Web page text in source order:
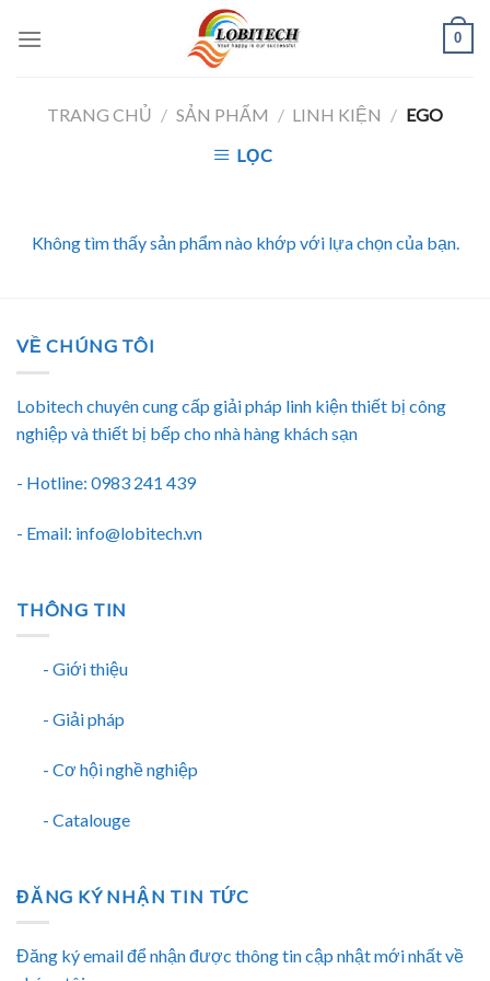
0
TRANG CHỦ / SẢN PHẨM / LINH KIỆN / EGO
LỌC
Không tìm thấy sản phẩm nào khớp với lựa chọn của bạn.
VỀ CHÚNG TÔI
Lobitech chuyên cung cấp giải pháp linh kiện thiết bị công
nghiệp và thiết bị bếp cho nhà hàng khách sạn
- Hotline: 0983 241 439
- Email: info@lobitech.vn
THÔNG TIN
- Giới thiệu
- Giải pháp
- Cơ hội nghề nghiệp
- Catalouge
ĐĂNG KÝ NHẬN TIN TỨC
Đăng ký email để nhận được thông tin cập nhật mới nhất về